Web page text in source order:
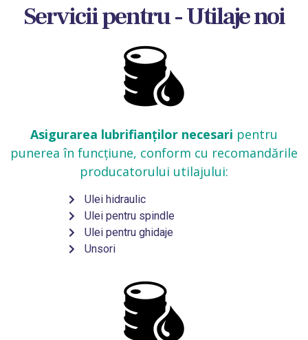
Servicii pentru - Utilaje noi
Asigurarea lubrifianților necesari pentru
punerea în funcțiune, conform cu recomandările
producatorului utilajului:
Ulei hidraulic
Ulei pentru spindle
Ulei pentru ghidaje
Unsori